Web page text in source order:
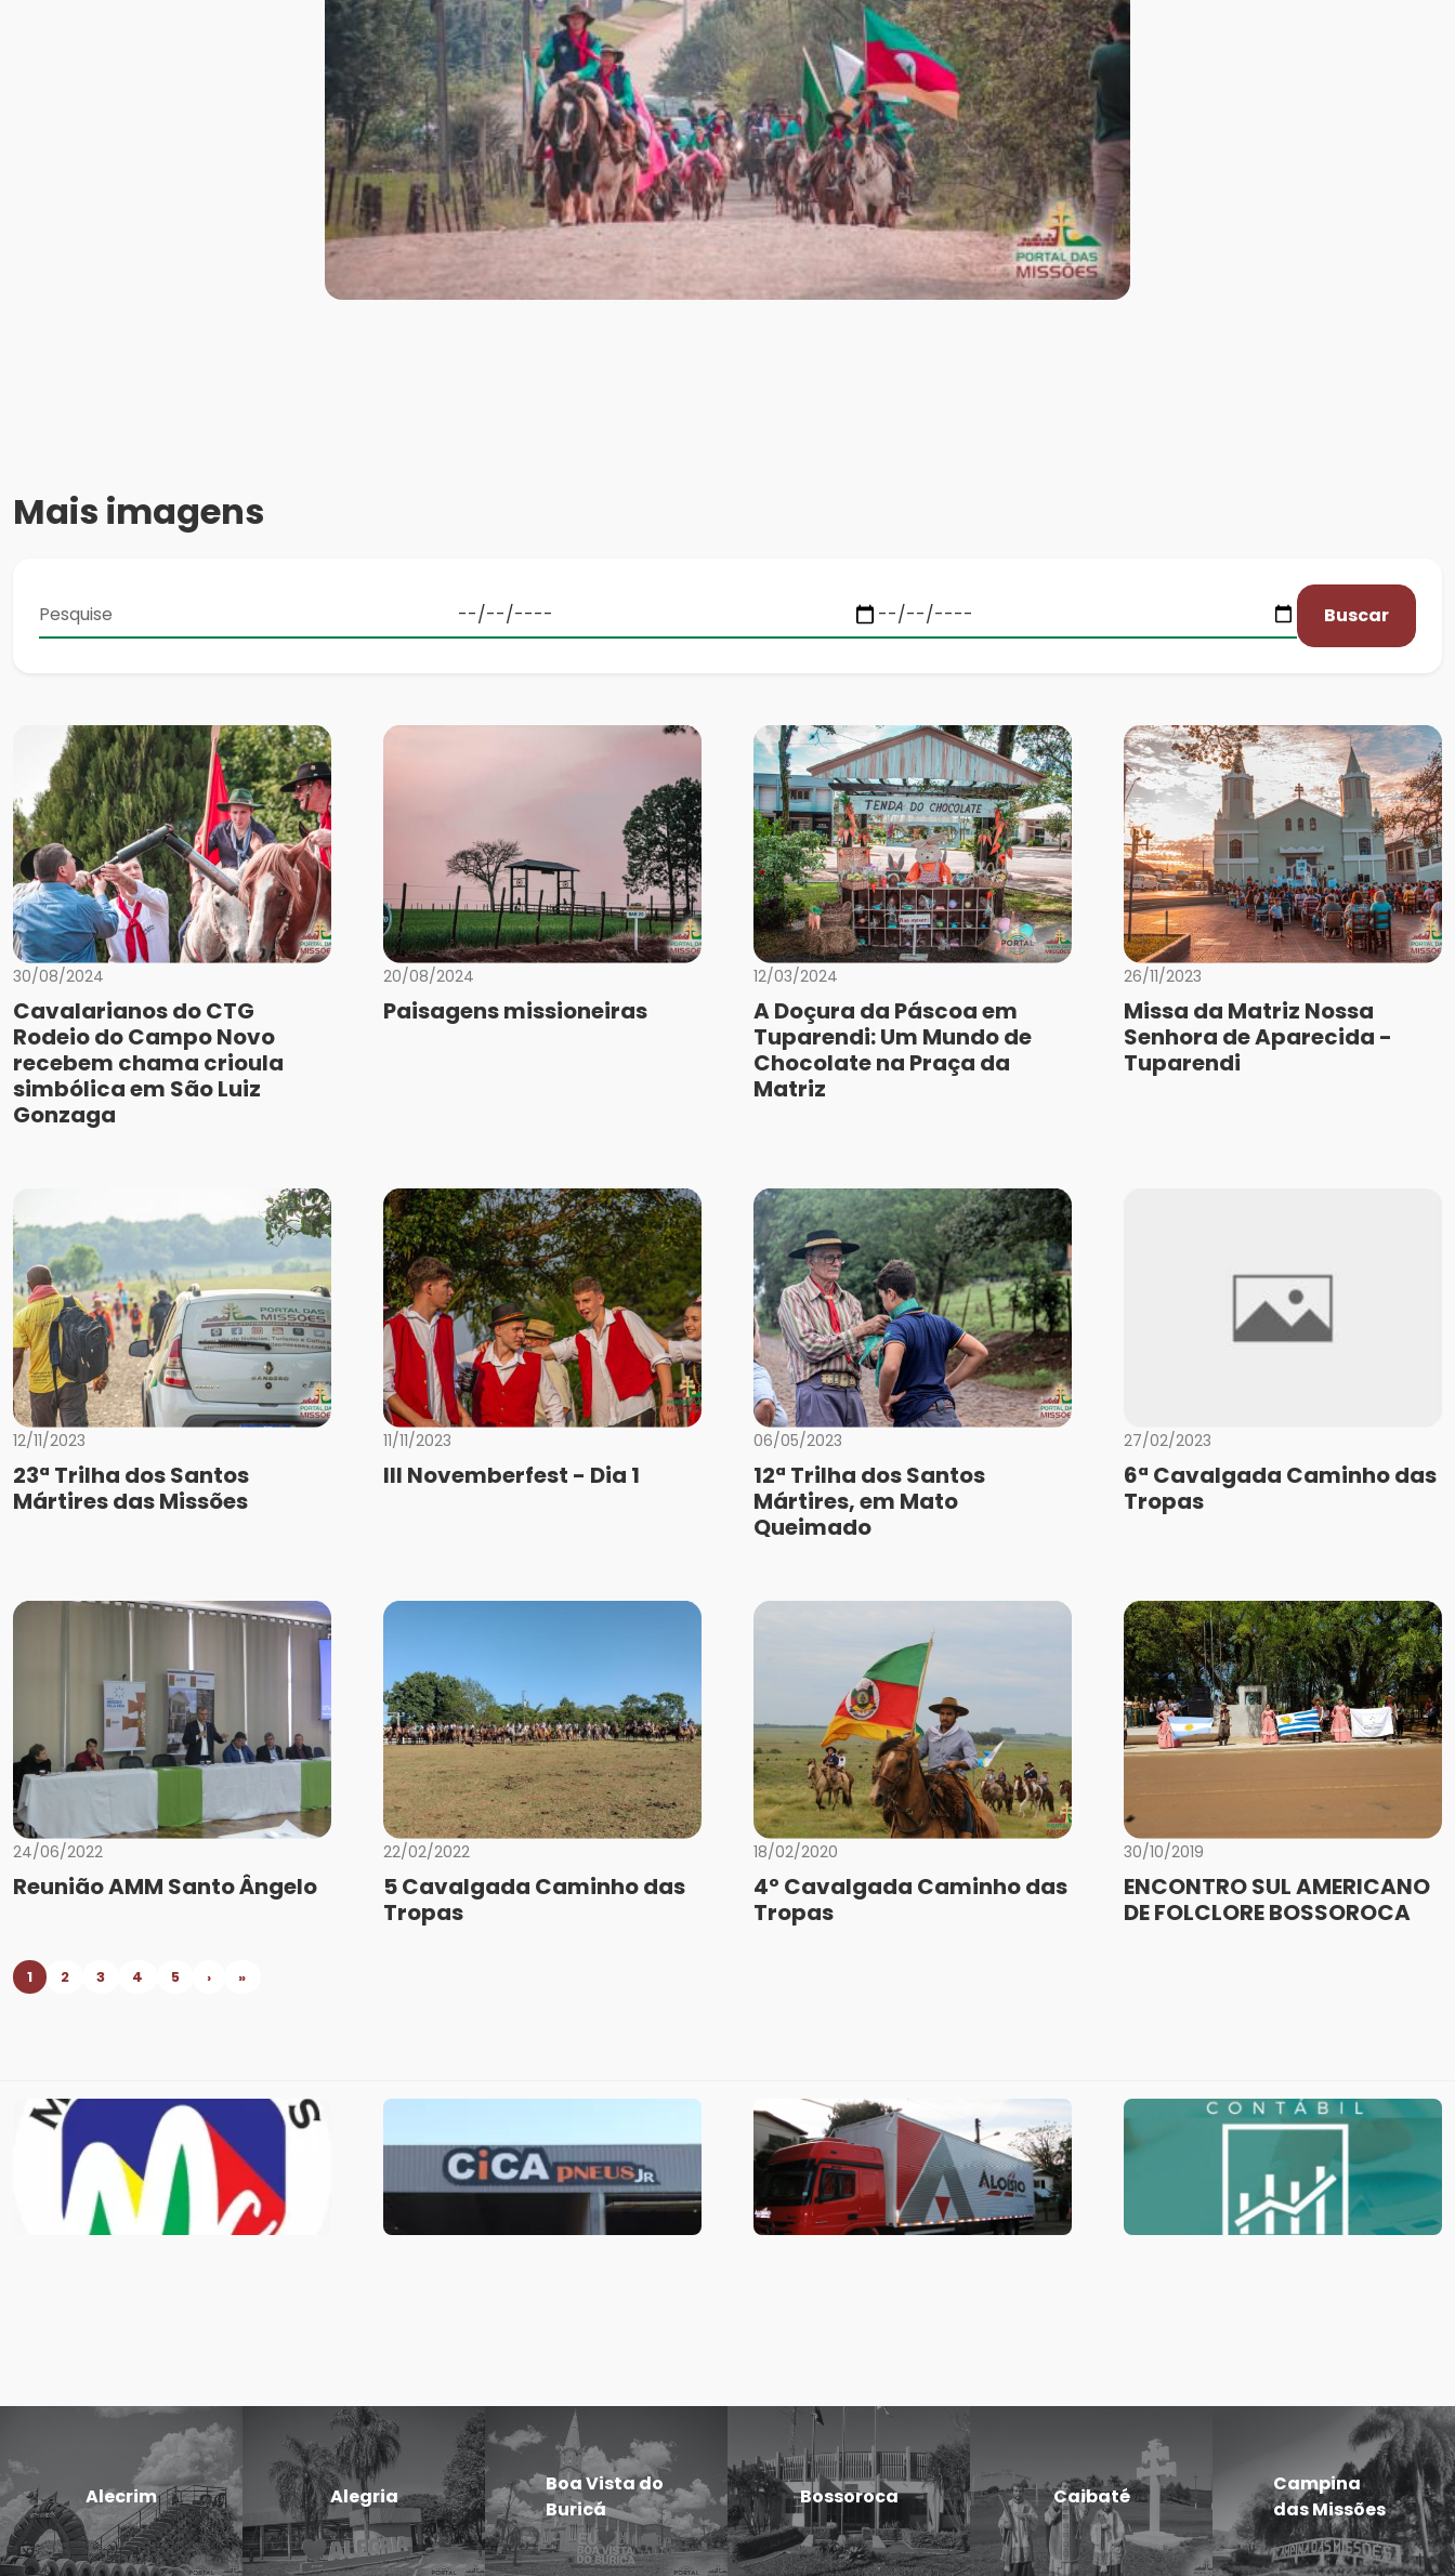
Mais imagens
Buscar
30/08/2024
Cavalarianos do CTG
Rodeio do Campo Novo
recebem chama crioula
simbólica em São Luiz
Gonzaga
20/08/2024
Paisagens missioneiras
12/03/2024
A Doçura da Páscoa em
Tuparendi: Um Mundo de
Chocolate na Praça da
Matriz
26/11/2023
Missa da Matriz Nossa
Senhora de Aparecida -
Tuparendi
12/11/2023
23ª Trilha dos Santos
Mártires das Missões
11/11/2023
III Novemberfest - Dia 1
06/05/2023
12ª Trilha dos Santos
Mártires, em Mato
Queimado
27/02/2023
6ª Cavalgada Caminho das
Tropas
24/06/2022
Reunião AMM Santo Ângelo
22/02/2022
5 Cavalgada Caminho das
Tropas
18/02/2020
4º Cavalgada Caminho das
Tropas
30/10/2019
ENCONTRO SUL AMERICANO
DE FOLCLORE BOSSOROCA
1 2 3 4 5 › »
Alecrim Alegria
Boa Vista do
Buricá
Bossoroca Caibaté
Campina
das Missões